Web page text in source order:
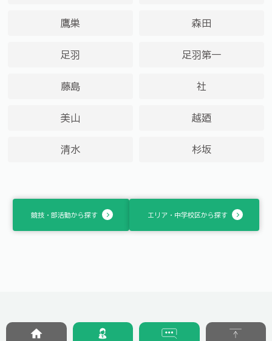
鷹巣 森田
足羽 足羽第一
藤島 社
美山 越廼
清水 杉坂
競技・部活動から探す エリア・中学校区から探す